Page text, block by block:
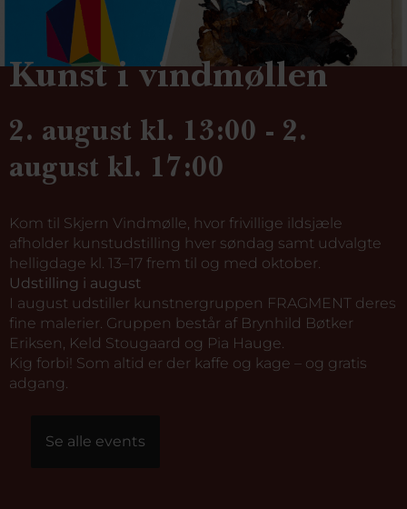
Kunst i vindmøllen
2. august kl. 13:00 - 2.
august kl. 17:00
Kom til Skjern Vindmølle, hvor frivillige ildsjæle
afholder kunstudstilling hver søndag samt udvalgte
helligdage kl. 13–17 frem til og med oktober.
Udstilling i august
I august udstiller kunstnergruppen FRAGMENT deres
fine malerier. Gruppen består af Brynhild Bøtker
Eriksen, Keld Stougaard og Pia Hauge.
Kig forbi! Som altid er der kaffe og kage – og gratis
adgang.
Se alle events